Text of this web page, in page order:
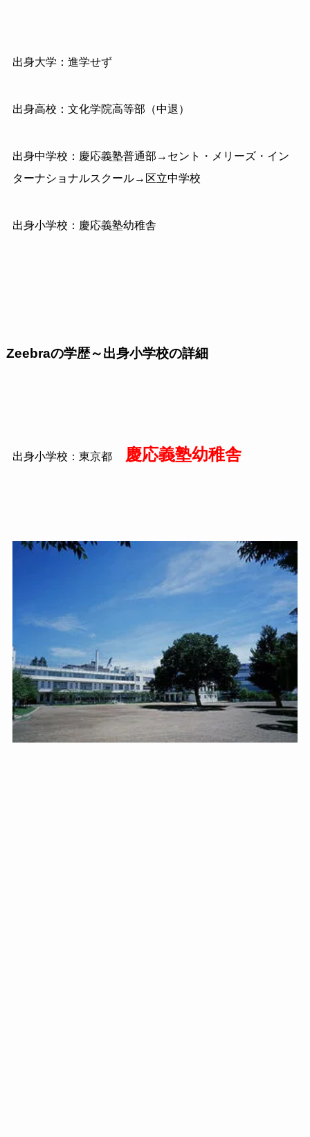
出身大学：進学せず
出身高校：文化学院高等部（中退）
出身中学校：慶応義塾普通部→セント・メリーズ・イン
ターナショナルスクール→区立中学校
出身小学校：慶応義塾幼稚舎
Zeebraの学歴～出身小学校の詳細
出身小学校：東京都 慶応義塾幼稚舎